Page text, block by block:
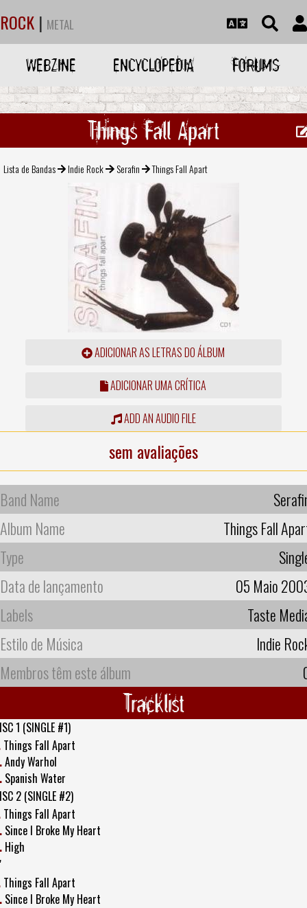
ROCK | METAL
WEBZINE ENCYCLOPEDIA FORUMS
Things Fall Apart
Lista de Bandas Indie Rock Serafin Things Fall Apart
ADICIONAR AS LETRAS DO ÁLBUM
ADICIONAR UMA CRÍTICA
ADD AN AUDIO FILE
sem avaliações
Band Name
Album Name
Things Fall
Type
Data de lançamento
05 Maio
Labels
Taste
Estilo de Música
Indie
Membros têm este álbum
Tracklist
1 (SINGLE #1)
Things Fall Apart
Andy Warhol
Spanish Water
2 (SINGLE #2)
Things Fall Apart
Since I Broke My Heart
High
Things Fall Apart
Since I Broke My Heart